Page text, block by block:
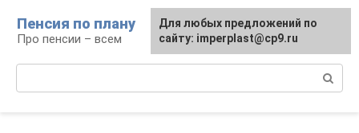
контенту
Пенсия по плану
Про пенсии – всем
Для любых предложений по
сайту: imperplast@cp9.ru